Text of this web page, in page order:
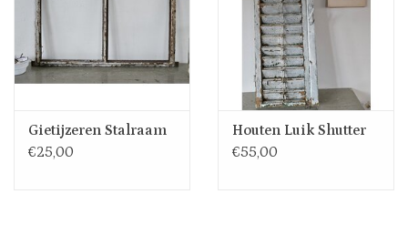
Gietijzeren Stalraam
€25,00
Houten Luik Shutter
€55,00